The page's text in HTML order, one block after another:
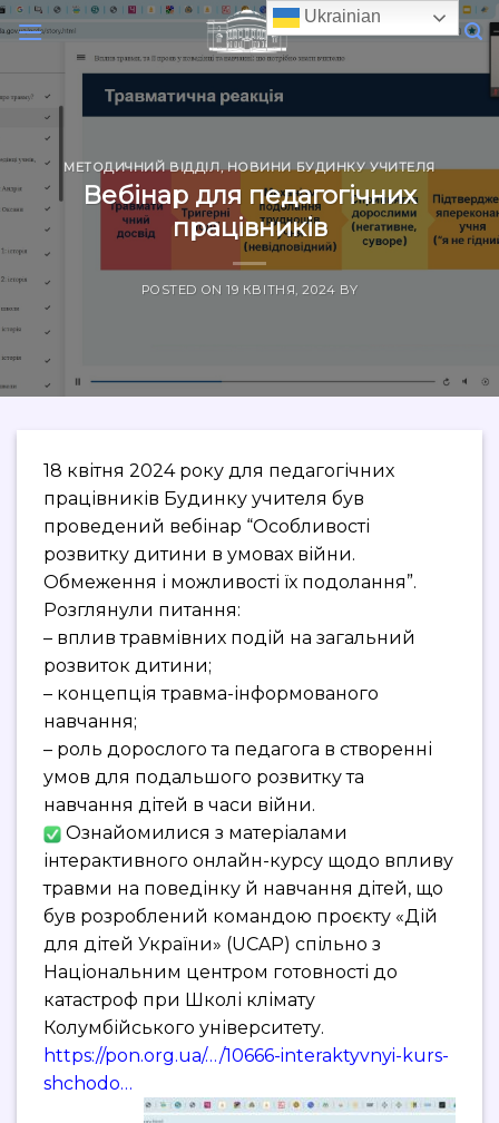
Skip
to
МЕТОДИЧНИЙ ВІДДІЛ,НОВИНИ БУДИНКУ УЧИТЕЛЯ
Вебінар для педагогічних
працівників
POSTED ON19 КВІТНЯ, 2024 BY
18 квітня 2024 року для педагогічних
працівників Будинку учителя був
проведений вебінар “Особливості
розвитку дитини в умовах війни.
Обмеження і можливості їх подолання”.
Розглянули питання:
– вплив травмівних подій на загальний
розвиток дитини;
– концепція травма-інформованого
навчання;
– роль дорослого та педагога в створенні
умов для подальшого розвитку та
навчання дітей в часи війни.
Ознайомилися з матеріалами
інтерактивного онлайн-курсу щодо впливу
травми на поведінку й навчання дітей, що
був розроблений командою проєкту «Дій
для дітей України» (UCAP) спільно з
Національним центром готовності до
катастроф при Школі клімату
Колумбійського університету.
https://pon.org.ua/…/10666-interaktyvnyi-kurs-
shchodo…
Ukrainian